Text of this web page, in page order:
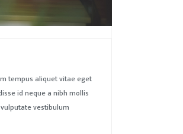
tempus aliquet vitae eget
id neque a nibh mollis
vestibulum